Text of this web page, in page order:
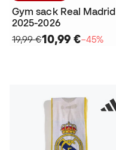
Gym sack Real Madrid
2025-2026
19,99 €10,99 €−45%